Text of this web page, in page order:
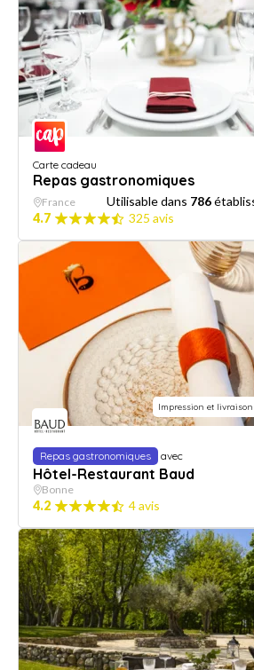
Carte cadeau
Repas gastronomiques
France Utilisable dans 786
4.7
325 avis
Impression et
Repas gastronomiques avec
Hôtel-Restaurant Baud
Bonne
4.2 4 avis